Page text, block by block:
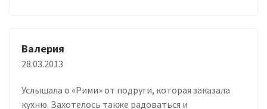
Валерия
28.03.2013
Услышала о «Рими» от подруги, которая заказала
кухню. Захотелось также радоваться и